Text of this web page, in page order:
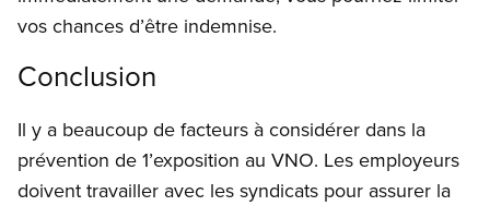
vos chances d’être indemnise.
Conclusion
Il y a beaucoup de facteurs à considérer dans la
prévention de 1’exposition au VNO. Les employeurs
doivent travailler avec les syndicats pour assurer la